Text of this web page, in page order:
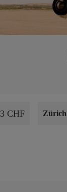
CHF Zürich